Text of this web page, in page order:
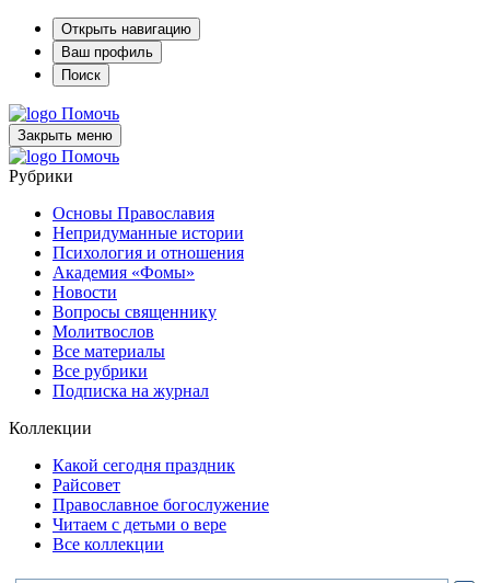
Открыть навигацию
Ваш профиль
Поиск
Помочь
Закрыть меню
Помочь
Рубрики
Основы Православия
Непридуманные истории
Психология и отношения
Академия «Фомы»
Новости
Вопросы священнику
Молитвослов
Все материалы
Все рубрики
Подписка на журнал
Коллекции
Какой сегодня праздник
Райсовет
Православное богослужение
Читаем с детьми о вере
Все коллекции